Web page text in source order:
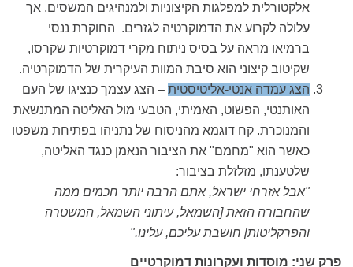
אלקטורלית למפלגות הקיצוניות ולמנהיגים המשסים, אך
עלולה לקרוע את הדמוקרטיה לגזרים. החוקרת ננסי
ברמיאו מראה על בסיס ניתוח מקרי דמוקרטיות שקרסו,
שקיטוב קיצוני הוא סיבת המוות העיקרית של הדמוקרטיה.
הצג עמדה אנטי-אליטיסטית – הצג עצמך כנציגו של העם
האותנטי, הפשוט, האמיתי, הטבעי מול האליטה המתנשאת
והמנוכרת. קח דוגמא מהניסוח של נתניהו בפתיחת משפטו
כאשר הוא "מחמם" את הציבור הנאמן כנגד האליטה,
שלטענתו, מזלזלת בציבור:
"אבל אזרחי ישראל, אתם הרבה יותר חכמים ממה
שהחבורה הזאת [השמאל, עיתוני השמאל, המשטרה
והפרקליטות] חושבת עליכם, עלינו."
פרק שני: מוסדות ועקרונות דמוקרטיים